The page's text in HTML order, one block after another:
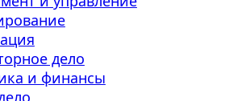
дело
и финансы